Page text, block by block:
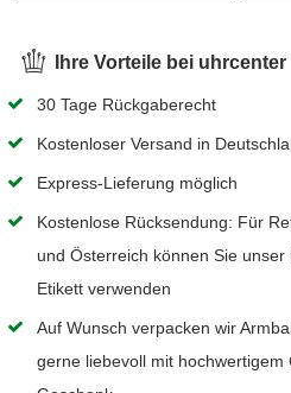
Ihre Vorteile bei uhrcenter
30 Tage Rückgaberecht
Kostenloser Versand in
Express-Lieferung möglich
Kostenlose Rücksendung: Für
und Österreich können Sie
Etikett verwenden
Auf Wunsch verpacken wir
gerne liebevoll mit hochwertigem